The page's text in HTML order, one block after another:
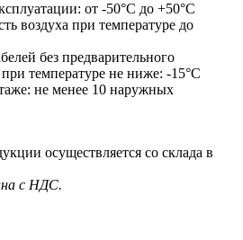
от -50°С до +50°С
воздуха при температуре до
без предварительного
температуре не ниже: -15°С
не менее 10 наружных
осуществляется со склада в
с НДС.